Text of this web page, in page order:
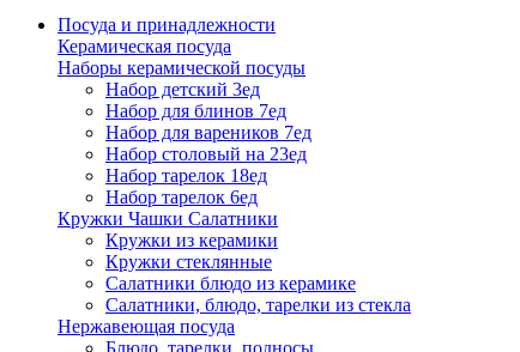
Посуда и принадлежности
Керамическая посуда
Наборы керамической посуды
Набор детский 3ед
Набор для блинов 7ед
Набор для вареников 7ед
Набор столовый на 23ед
Набор тарелок 18ед
Набор тарелок 6ед
Кружки Чашки Салатники
Кружки из керамики
Кружки стеклянные
Салатники блюдо из керамике
Салатники, блюдо, тарелки из стекла
Нержавеющая посуда
Блюдо, тарелки, подносы